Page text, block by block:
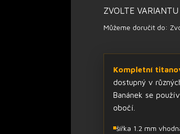
Kompletní
dostupný v
Banánek se
obočí.
šířka 1.2 mm
ZVOLTE VARIANTU
Můžeme doručit do: